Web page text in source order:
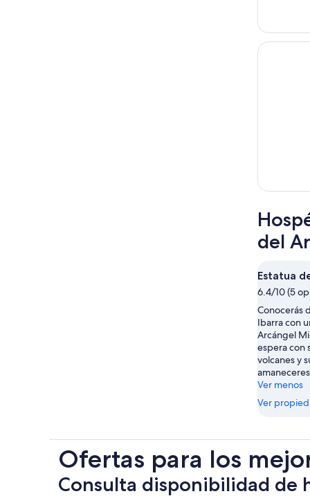
del
Estatua
6.4/10 (5
Conocerás
Ibarra con
Arcángel
espera con
volcanes y
Ver menos
Ver
Ofertas para los
Consulta disponibilidad de